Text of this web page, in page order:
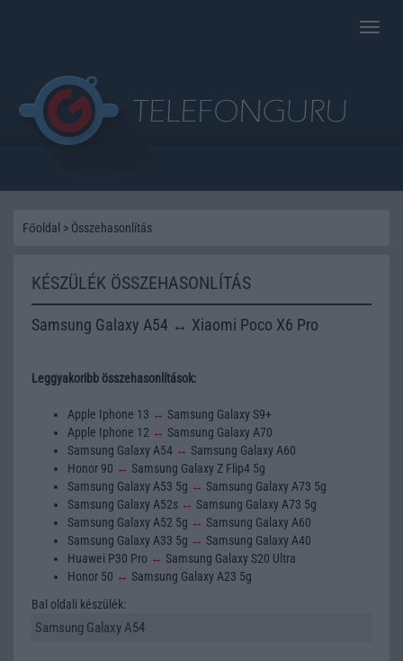
Toggle
Főoldal > Összehasonlítás
KÉSZÜLÉK ÖSSZEHASONLÍTÁS
Samsung Galaxy A54 ↔ Xiaomi Poco X6 Pro
Leggyakoribb összehasonlítások:
Apple Iphone 13 ↔ Samsung Galaxy S9+
Apple Iphone 12 ↔ Samsung Galaxy A70
Samsung Galaxy A54 ↔ Samsung Galaxy A60
Honor 90 ↔ Samsung Galaxy Z Flip4 5g
Samsung Galaxy A53 5g ↔ Samsung Galaxy A73 5g
Samsung Galaxy A52s ↔ Samsung Galaxy A73 5g
Samsung Galaxy A52 5g ↔ Samsung Galaxy A60
Samsung Galaxy A33 5g ↔ Samsung Galaxy A40
Huawei P30 Pro ↔ Samsung Galaxy S20 Ultra
Honor 50 ↔ Samsung Galaxy A23 5g
Bal oldali készülék: